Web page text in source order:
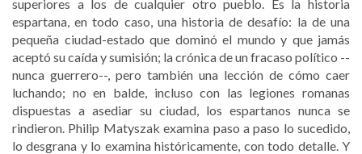
superiores a los de cualquier otro pueblo. Es la historia
espartana, en todo caso, una historia de desafío: la de una
pequeña ciudad-estado que dominó el mundo y que jamás
aceptó su caída y sumisión; la crónica de un fracaso político --
nunca guerrero--, pero también una lección de cómo caer
luchando; no en balde, incluso con las legiones romanas
dispuestas a asediar su ciudad, los espartanos nunca se
rindieron. Philip Matyszak examina paso a paso lo sucedido,
lo desgrana y lo examina históricamente, con todo detalle. Y